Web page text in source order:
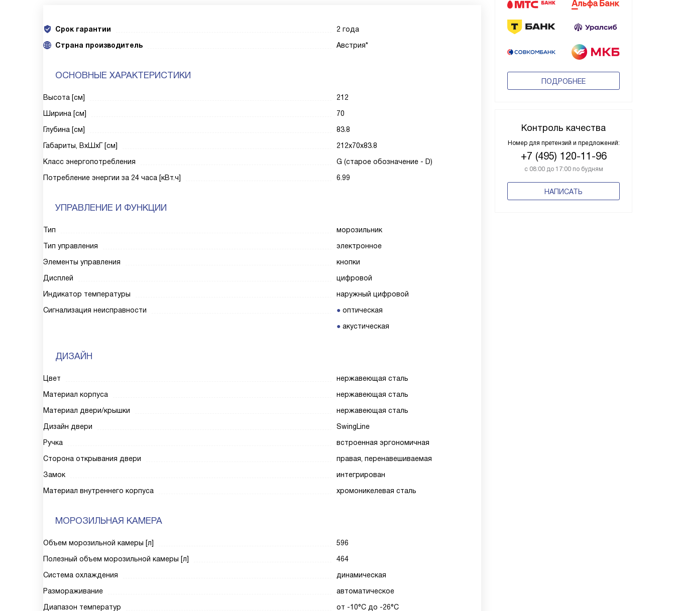
ПОДРОБНЕЕ
Контроль качества
Номер для претензий и предложений:
+7 (495) 120-11-96
с 08:00 до 17:00 по будням
НАПИСАТЬ
Срок гарантии
2 года
Cтрана производитель
Австрия*
ОСНОВНЫЕ ХАРАКТЕРИСТИКИ
Высота [см]
212
Ширина [см]
70
Глубина [см]
83.8
Габариты, ВxШxГ [см]
212х70х83.8
Класс энергопотребления
G (старое обозначение - D)
Потребление энергии за 24 часа [кВт.ч]
6.99
УПРАВЛЕНИЕ И ФУНКЦИИ
Тип
морозильник
Тип управления
электронное
Элементы управления
кнопки
Дисплей
цифровой
Индикатор температуры
наружный цифровой
Сигнализация неисправности
оптическая
акустическая
ДИЗАЙН
Цвет
нержавеющая сталь
Материал корпуса
нержавеющая сталь
Материал двери/крышки
нержавеющая сталь
Дизайн двери
SwingLine
Ручка
встроенная эргономичная
Сторона открывания двери
правая, перенавешиваемая
Замок
интегрирован
Материал внутреннего корпуса
хромоникелевая сталь
МОРОЗИЛЬНАЯ КАМЕРА
Объем морозильной камеры [л]
596
Полезный объем морозильной камеры [л]
464
Система охлаждения
динамическая
Размораживание
автоматическое
Диапазон температур
от -10°C до -26°C